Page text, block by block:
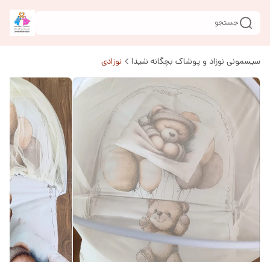
جستجو
سیسمونی نوزاد و پوشاک بچگانه شیدا نوزادی